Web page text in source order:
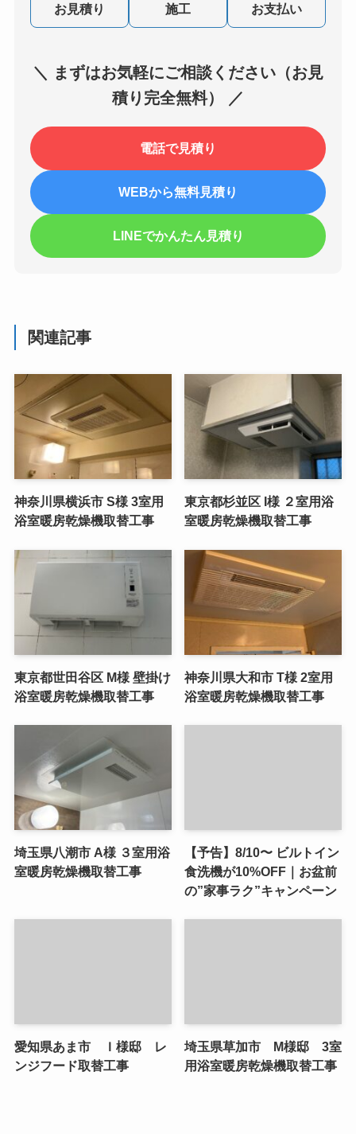
お見積り 施工 お支払い
＼ まずはお気軽にご相談ください（お見
積り完全無料） ／
電話で見積り
WEBから無料見積り
LINEでかんたん見積り
関連記事
神奈川県横浜市 S様 3室用
浴室暖房乾燥機取替工事
東京都杉並区 I様 ２室用浴
室暖房乾燥機取替工事
東京都世田谷区 M様 壁掛け
浴室暖房乾燥機取替工事
神奈川県大和市 T様 2室用
浴室暖房乾燥機取替工事
埼玉県八潮市 A様 ３室用浴
室暖房乾燥機取替工事
【予告】8/10〜 ビルトイン
食洗機が10%OFF｜お盆前
の”家事ラク”キャンペーン
愛知県あま市 Ｉ様邸 レ
ンジフード取替工事
埼玉県草加市 M様邸 3室
用浴室暖房乾燥機取替工事